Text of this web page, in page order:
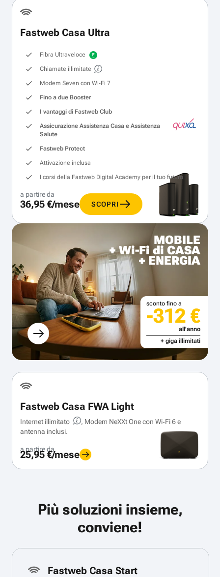
Fastweb Casa Ultra
Fibra Ultraveloce
Chiamate illimitate
Modem Seven con Wi‑Fi 7
Fino a due Booster
I vantaggi di Fastweb Club
Assicurazione Assistenza Casa e Assistenza
Salute
Fastweb Protect
Attivazione inclusa
I corsi della Fastweb Digital Academy per il tuo futuro
a partire da
36,95 €/mese SCOPRI
MOBILE
+ Wi-Fi di CASA
+ ENERGIA
sconto fino a
-312 €
all'anno
+ giga illimitati
Fastweb Casa FWA Light
Internet illimitato
, Modem NeXXt One con Wi‑Fi 6 e
antenna inclusi.
a partire da
25,95 €/mese
Più soluzioni insieme,
conviene!
Fastweb Casa Start